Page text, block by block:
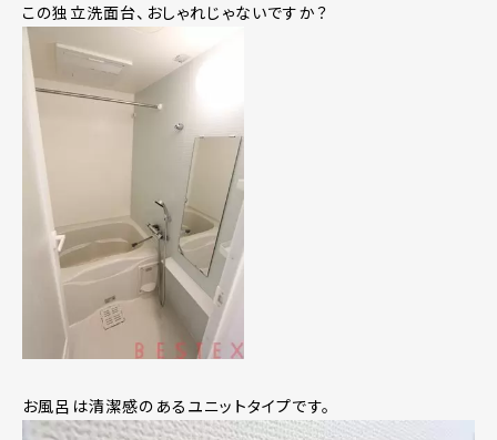
この独立洗面台、おしゃれじゃないですか？
お風呂は清潔感のあるユニットタイプです。